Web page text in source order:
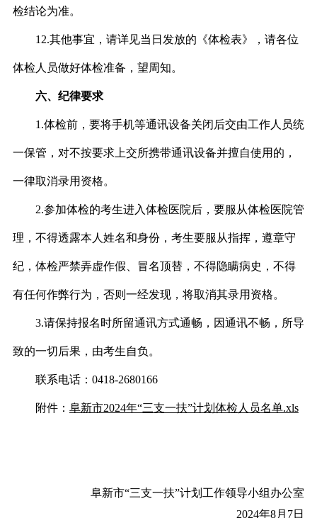
检结论为准。
12.其他事宜，请详见当日发放的《体检表》，请各位
体检人员做好体检准备，望周知。
六、纪律要求
1.体检前，要将手机等通讯设备关闭后交由工作人员统
一保管，对不按要求上交所携带通讯设备并擅自使用的，
一律取消录用资格。
2.参加体检的考生进入体检医院后，要服从体检医院管
理，不得透露本人姓名和身份，考生要服从指挥，遵章守
纪，体检严禁弄虚作假、冒名顶替，不得隐瞒病史，不得
有任何作弊行为，否则一经发现，将取消其录用资格。
3.请保持报名时所留通讯方式通畅，因通讯不畅，所导
致的一切后果，由考生自负。
联系电话： 0418-2680166
附件： 阜新市2024年“三支一扶”计划体检人员名单.xls
阜新市“三支一扶”计划工作领导小组办公室
2024年8月 7日